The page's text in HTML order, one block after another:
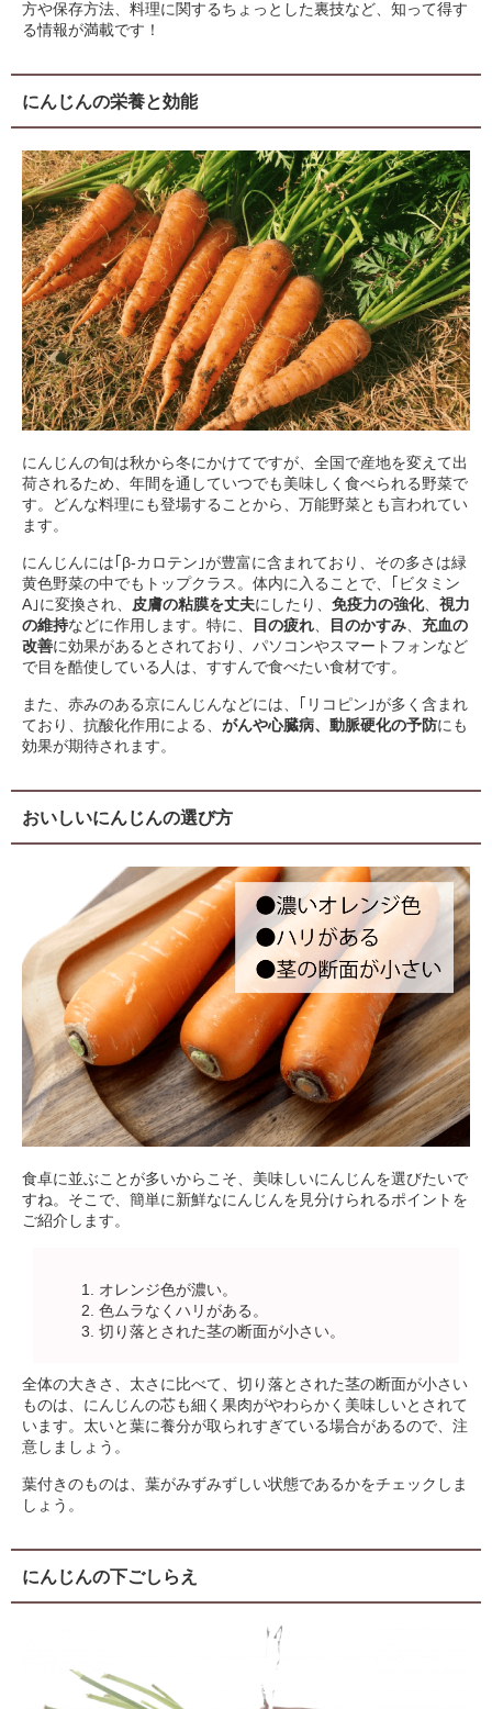
方や保存方法、料理に関するちょっとした裏技など、知って得す
る情報が満載です！
にんじんの栄養と効能
にんじんの旬は秋から冬にかけてですが、全国で産地を変えて出
荷されるため、年間を通していつでも美味しく食べられる野菜で
す。どんな料理にも登場することから、万能野菜とも言われてい
ます。
にんじんには｢β‐カロテン｣が豊富に含まれており、その多さは緑
黄色野菜の中でもトップクラス。体内に入ることで、｢ビタミン
A｣に変換され、 皮膚の粘膜を丈夫にしたり、 免疫力の強化、 視力
の維持などに作用します。特に、 目の疲れ、 目のかすみ、 充血の
改善に効果があるとされており、パソコンやスマートフォンなど
で目を酷使している人は、すすんで食べたい食材です。
また、赤みのある京にんじんなどには、｢リコピン｣が多く含まれ
ており、抗酸化作用による、 がんや心臓病、動脈硬化の予防にも
効果が期待されます。
おいしいにんじんの選び方
食卓に並ぶことが多いからこそ、美味しいにんじんを選びたいで
すね。そこで、簡単に新鮮なにんじんを見分けられるポイントを
ご紹介します。
オレンジ色が濃い。
色ムラなくハリがある。
切り落とされた茎の断面が小さい。
全体の大きさ、太さに比べて、切り落とされた茎の断面が小さい
ものは、にんじんの芯も細く果肉がやわらかく美味しいとされて
います。太いと葉に養分が取られすぎている場合があるので、注
意しましょう。
葉付きのものは、葉がみずみずしい状態であるかをチェックしま
しょう。
にんじんの下ごしらえ